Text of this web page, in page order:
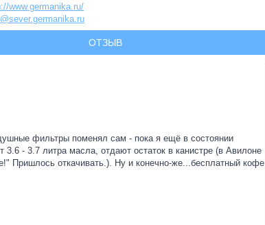
www.germanika.ru/
ОТЗЫВ
фильтры поменял сам - пока я ещё в состоянии
- 3.7 литра масла, отдают остаток в канистре (в Авилоне
Пришлось откачивать.). Ну и конечно-же...бесплатный кофе